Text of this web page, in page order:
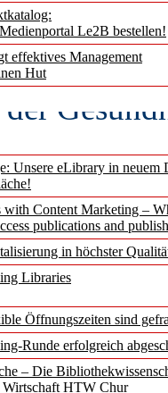
Le2B bestellen!
effektives Management
Hut
Unsere eLibrary in neuem
with Content Marketing –
publications and
in höchster
Libraries
Öffnungszeiten sind
Runde erfolgreich
– Die
Wirtschaft HTW Chur